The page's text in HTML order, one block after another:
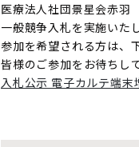
医療法人社団景星会赤羽
一般競争入札を実施いた
参加を希望される方は、
皆様のご参加をお待ちし
入札公示 電子カルテ端